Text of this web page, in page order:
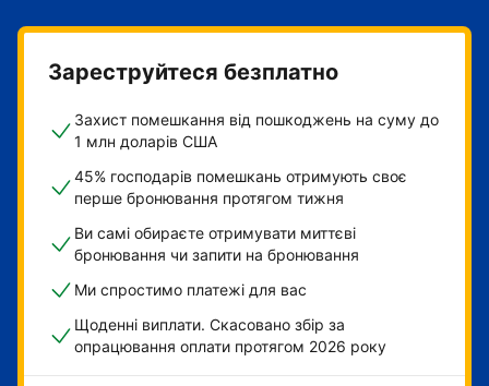
Зареструйтеся безплатно
Захист помешкання від пошкоджень на суму до
1 млн доларів США
45% господарів помешкань отримують своє
перше бронювання протягом тижня
Ви самі обираєте отримувати миттєві
бронювання чи запити на бронювання
Ми спростимо платежі для вас
Щоденні виплати. Скасовано збір за
опрацювання оплати протягом 2026 року